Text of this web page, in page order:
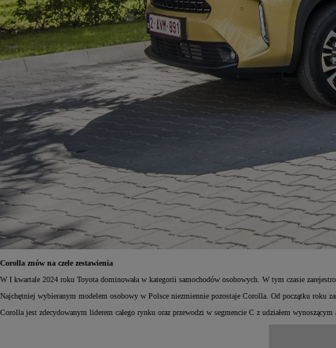
Corolla znów na czele zestawienia
W I kwartale 2024 roku Toyota dominowała w kategorii samochodów osobowych. W tym czasie
Najchętniej wybieranym modelem osobowy w Polsce niezmiennie pozostaje Corolla. Od początku roku
Corolla jest zdecydowanym liderem całego rynku oraz przewodzi w segmencie C z udziałem wynoszącym